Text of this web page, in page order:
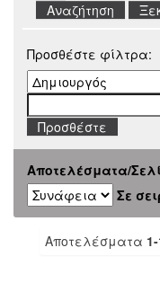
Προσθέστε φίλτρα:
Αποτελέσματα/
Σε
Αποτελέσματα